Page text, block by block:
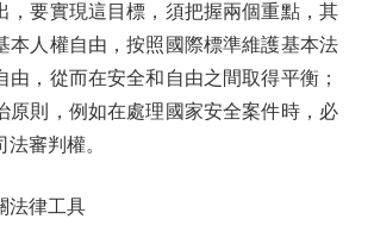
，要實現這目標，須把握兩個重點，其
本人權自由，按照國際標準維護基本法
由，從而在安全和自由之間取得平衡；
原則，例如在處理國家安全案件時，必
審判權。
律工具